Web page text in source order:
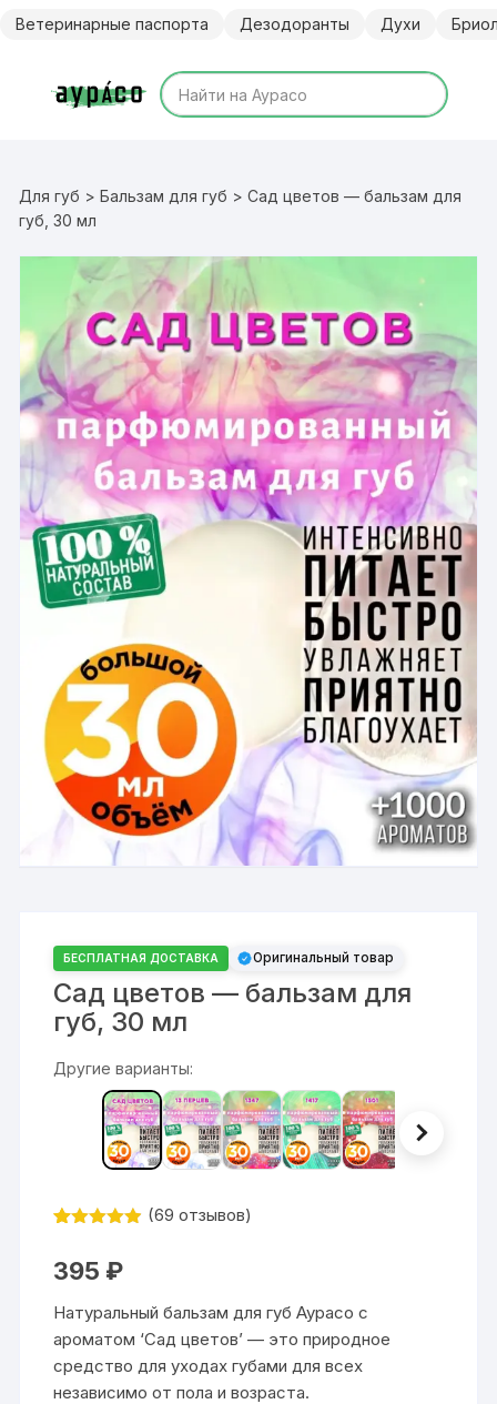
Ветеринарные паспорта Дезодоранты Духи
Для губ >Бальзам для губ > Сад цветов — бальзам для
губ, 30 мл
БЕСПЛАТНАЯ ДОСТАВКА Оригинальный товар
Сад цветов — бальзам для
губ, 30 мл
Другие варианты:
на основе
пользовател
ей
(69 отзывов)
395 ₽
Натуральный бальзам для губ Аурасо с
ароматом ‘Сад цветов’ — это природное
средство для уходах губами для всех
независимо от пола и возраста.